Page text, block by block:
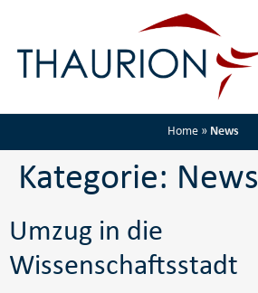
Home» News
Kategorie: News
Umzug in die
Wissenschaftsstadt